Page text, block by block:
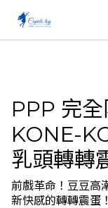
PPP 完
KONE-
乳頭轉轉
前戲革命！豆豆高
新快感的轉轉震蛋